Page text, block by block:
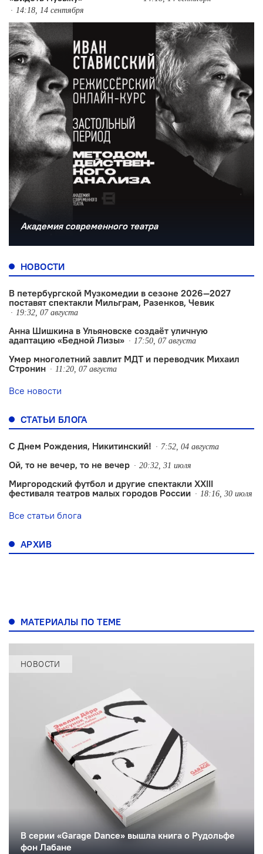
14:18, 14 сентября
Академия современного театра
НОВОСТИ
В петербургской Музкомедии в сезоне 2026—2027
поставят спектакли Мильграм, Разенков, Чевик
19:32, 07 августа
Анна Шишкина в Ульяновске создаëт уличную
адаптацию «Бедной Лизы»
17:50, 07 августа
Умер многолетний завлит МДТ и переводчик Михаил
Стронин
11:20, 07 августа
Все новости
СТАТЬИ БЛОГА
С Днем Рождения, Никитинский! 7:52, 04 августа
Ой, то не вечер, то не вечер 20:32, 31 июля
Миргородский футбол и другие спектакли XXIII
фестиваля театров малых городов России
18:16, 30 июля
Все статьи блога
АРХИВ
МАТЕРИАЛЫ ПО ТЕМЕ
НОВОСТИ
В серии «Garage Dance» вышла книга о Рудольфе
фон Лабане